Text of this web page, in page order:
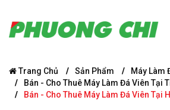
Trang Chủ Sản Phẩm
Máy Làm
Bán - Cho Thuê Máy Làm Đá Viên Tại
Bán - Cho Thuê Máy Làm Đá Viên Tại